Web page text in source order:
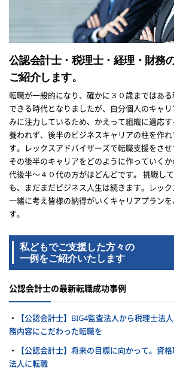
公認会計士・税理士・経理・財務
ご紹介します。
転職が一般的になり、確かに３０歳まではあ
できる時代となりましたが、自分個人のキャ
みに注力しているため、かえって組織に適応
養われず、後半のビジネスキャリアの柱を作
す。レックスアドバイザーズで転職支援をさせ
その後半のキャリアをどのように作っていく
代後半〜４０代の方がほどんどです。 挑戦し
も、まだまだビジネス人生は続きます。レック
一緒に考え皆様の納得がいくキャリアプラン
す。
私どもでご支援した方々の
一例をご紹介いたします
公認会計士の最新転職成功事例
・
【公認会計士】BIG4監査法人から税理士法
務内容にこだわった転職を
・
【公認会計士】将来の目標に向かって。資
法人に転職